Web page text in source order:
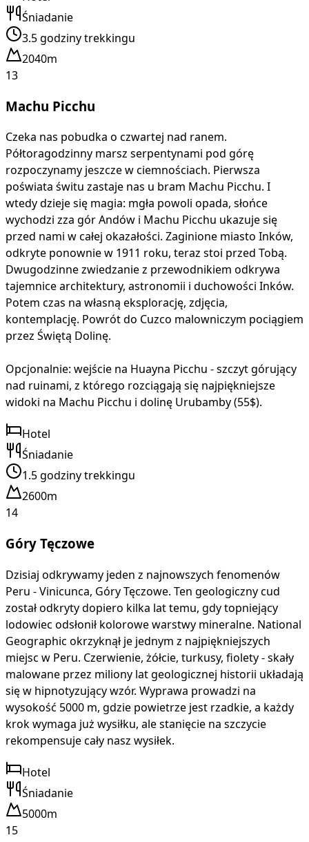
Śniadanie
3.5 godziny trekkingu
2040m
13
Machu Picchu
Czeka nas pobudka o czwartej nad ranem.
Półtoragodzinny marsz serpentynami pod górę
rozpoczynamy jeszcze w ciemnościach. Pierwsza
poświata świtu zastaje nas u bram Machu Picchu. I
wtedy dzieje się magia: mgła powoli opada, słońce
wychodzi zza gór Andów i Machu Picchu ukazuje się
przed nami w całej okazałości. Zaginione miasto Inków,
odkryte ponownie w 1911 roku, teraz stoi przed Tobą.
Dwugodzinne zwiedzanie z przewodnikiem odkrywa
tajemnice architektury, astronomii i duchowości Inków.
Potem czas na własną eksplorację, zdjęcia,
kontemplację. Powrót do Cuzco malowniczym pociągiem
przez Świętą Dolinę.
Opcjonalnie: wejście na Huayna Picchu - szczyt górujący
nad ruinami, z którego rozciągają się najpiękniejsze
widoki na Machu Picchu i dolinę Urubamby (55$).
Hotel
Śniadanie
1.5 godziny trekkingu
2600m
14
Góry Tęczowe
Dzisiaj odkrywamy jeden z najnowszych fenomenów
Peru - Vinicunca, Góry Tęczowe. Ten geologiczny cud
został odkryty dopiero kilka lat temu, gdy topniejący
lodowiec odsłonił kolorowe warstwy mineralne. National
Geographic okrzyknął je jednym z najpiękniejszych
miejsc w Peru. Czerwienie, żółcie, turkusy, fiolety - skały
malowane przez miliony lat geologicznej historii układają
się w hipnotyzujący wzór. Wyprawa prowadzi na
wysokość 5000 m, gdzie powietrze jest rzadkie, a każdy
krok wymaga już wysiłku, ale stanięcie na szczycie
rekompensuje cały nasz wysiłek.
Hotel
Śniadanie
5000m
15